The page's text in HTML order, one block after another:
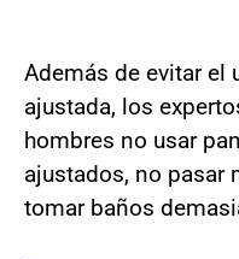
Además de evitar el
ajustada, los
hombres no usar
ajustados, no pasar
tomar baños